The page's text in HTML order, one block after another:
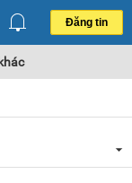
Đăng tin